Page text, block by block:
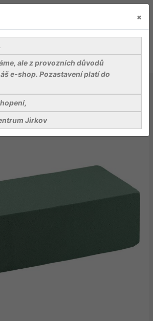
materiály
(florex) BASIC
×
ale z provozních důvodů
e-shop. Pozastavení platí do
Jirkov